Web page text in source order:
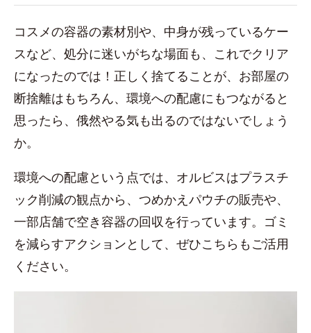
コスメの容器の素材別や、中身が残っているケー
スなど、処分に迷いがちな場面も、これでクリア
になったのでは！正しく捨てることが、お部屋の
断捨離はもちろん、環境への配慮にもつながると
思ったら、俄然やる気も出るのではないでしょう
か。
環境への配慮という点では、オルビスはプラスチ
ック削減の観点から、つめかえパウチの販売や、
一部店舗で空き容器の回収を行っています。ゴミ
を減らすアクションとして、ぜひこちらもご活用
ください。